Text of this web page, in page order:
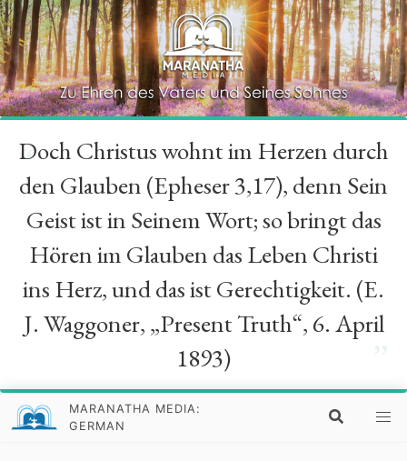
“
Doch Christus wohnt im Herzen durch
den Glauben (Epheser 3,17), denn Sein
Geist ist in Seinem Wort; so bringt das
Hören im Glauben das Leben Christi
ins Herz, und das ist Gerechtigkeit. (E.
J. Waggoner, „Present Truth“, 6. April
1893)
MARANATHA MEDIA:
GERMAN